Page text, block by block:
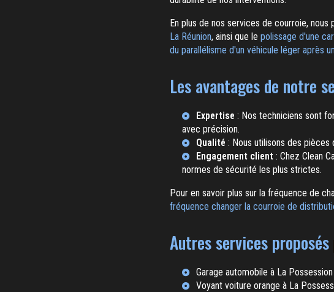
En plus de nos services de courroie,
La Réunion, ainsi que le polissage d'une
du parallélisme d'un véhicule léger après
Les avantages de notre
Expertise : Nos techniciens sont
avec précision.
Qualité : Nous utilisons des pièces
Engagement client : Chez Clean
normes de sécurité les plus strictes.
Pour en savoir plus sur la fréquence de
fréquence changer la courroie de
Autres services
Garage automobile à La Possession
Voyant voiture orange à La